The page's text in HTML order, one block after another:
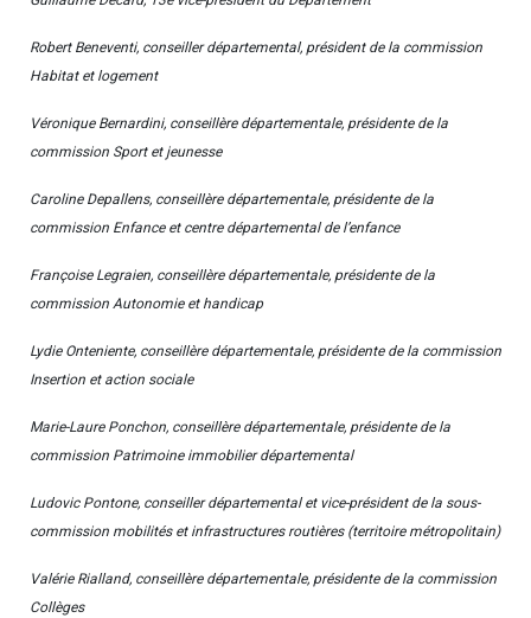
Robert Beneventi, conseiller départemental, président de la commission
Habitat et logement
Véronique Bernardini, conseillère départementale, présidente de la
commission Sport et jeunesse
Caroline Depallens, conseillère départementale, présidente de la
commission Enfance et centre départemental de l’enfance
Françoise Legraien, conseillère départementale, présidente de la
commission Autonomie et handicap
Lydie Onteniente, conseillère départementale, présidente de la commission
Insertion et action sociale
Marie-Laure Ponchon, conseillère départementale, présidente de la
commission Patrimoine immobilier départemental
Ludovic Pontone, conseiller départemental et vice-président de la sous-
commission mobilités et infrastructures routières (territoire métropolitain)
Valérie Rialland, conseillère départementale, présidente de la commission
Collèges